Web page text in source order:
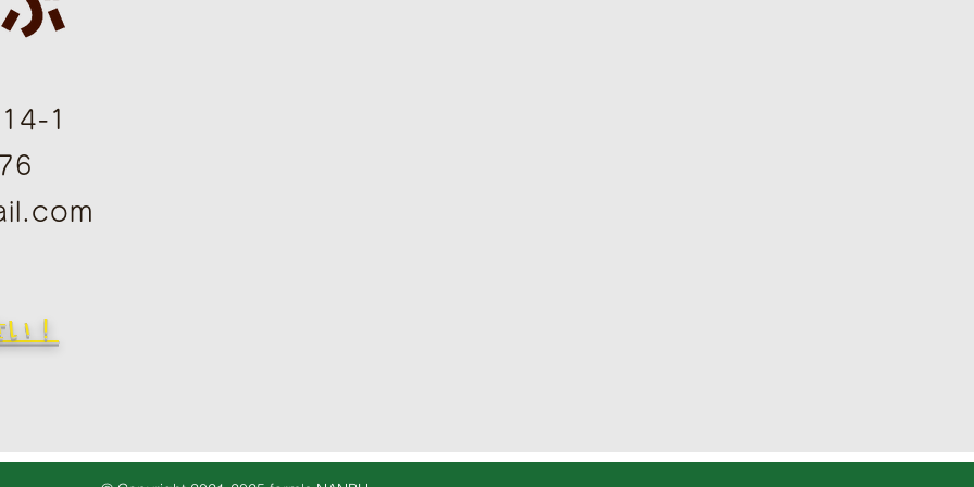
1
！